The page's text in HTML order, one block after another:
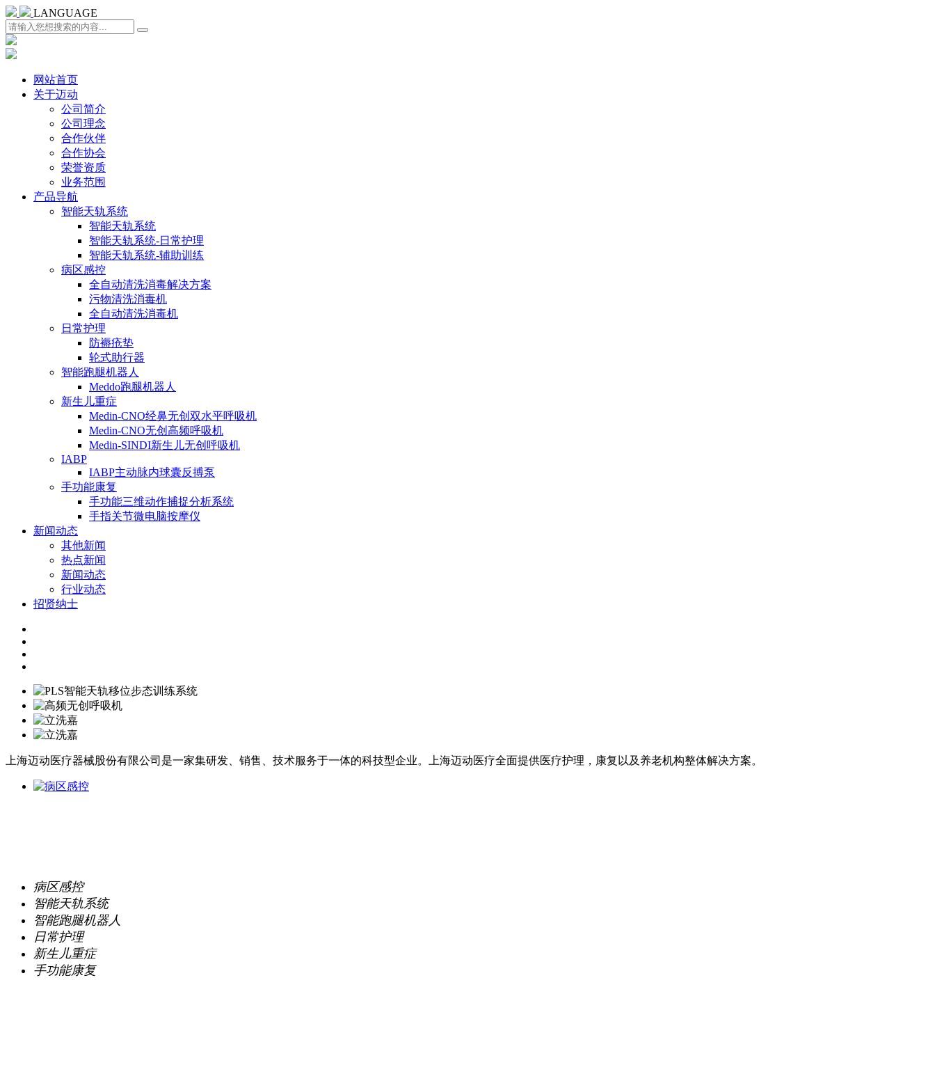
LANGUAGE
网站首页
关于迈动
公司简介
公司理念
合作伙伴
合作协会
荣誉资质
业务范围
产品导航
智能天轨系统
智能天轨系统
智能天轨系统-日常护理
智能天轨系统-辅助训练
病区感控
全自动清洗消毒解决方案
污物清洗消毒机
全自动清洗消毒机
日常护理
防褥疮垫
轮式助行器
智能跑腿机器人
Meddo跑腿机器人
新生儿重症
Medin-CNO经鼻无创双水平呼吸机
Medin-CNO无创高频呼吸机
Medin-SINDI新生儿无创呼吸机
IABP
IABP主动脉内球囊反搏泵
手功能康复
手功能三维动作捕捉分析系统
手指关节微电脑按摩仪
新闻动态
其他新闻
热点新闻
新闻动态
行业动态
招贤纳士
上海迈动医疗器械股份有限公司是一家集研发、销售、技术服务于一体的科技型企业。上海迈动医疗全面提供医疗护理，康复以及养老机构整体解决方案。
病区感控
智能天轨系统
智能跑腿机器人
日常护理
新生儿重症
手功能康复